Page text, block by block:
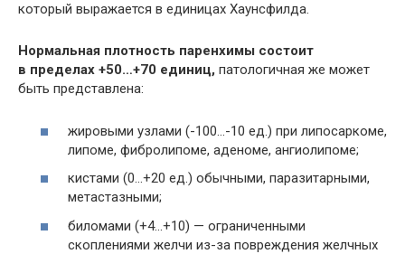
который выражается в единицах Хаунсфилда.
Нормальная плотность паренхимы состоит
в пределах +50…+70 единиц, патологичная же может
быть представлена:
жировыми узлами (-100…-10 ед.) при липосаркоме,
липоме, фибролипоме, аденоме, ангиолипоме;
кистами (0…+20 ед.) обычными, паразитарными,
метастазными;
биломами (+4…+10) — ограниченными
скоплениями желчи из-за повреждения желчных